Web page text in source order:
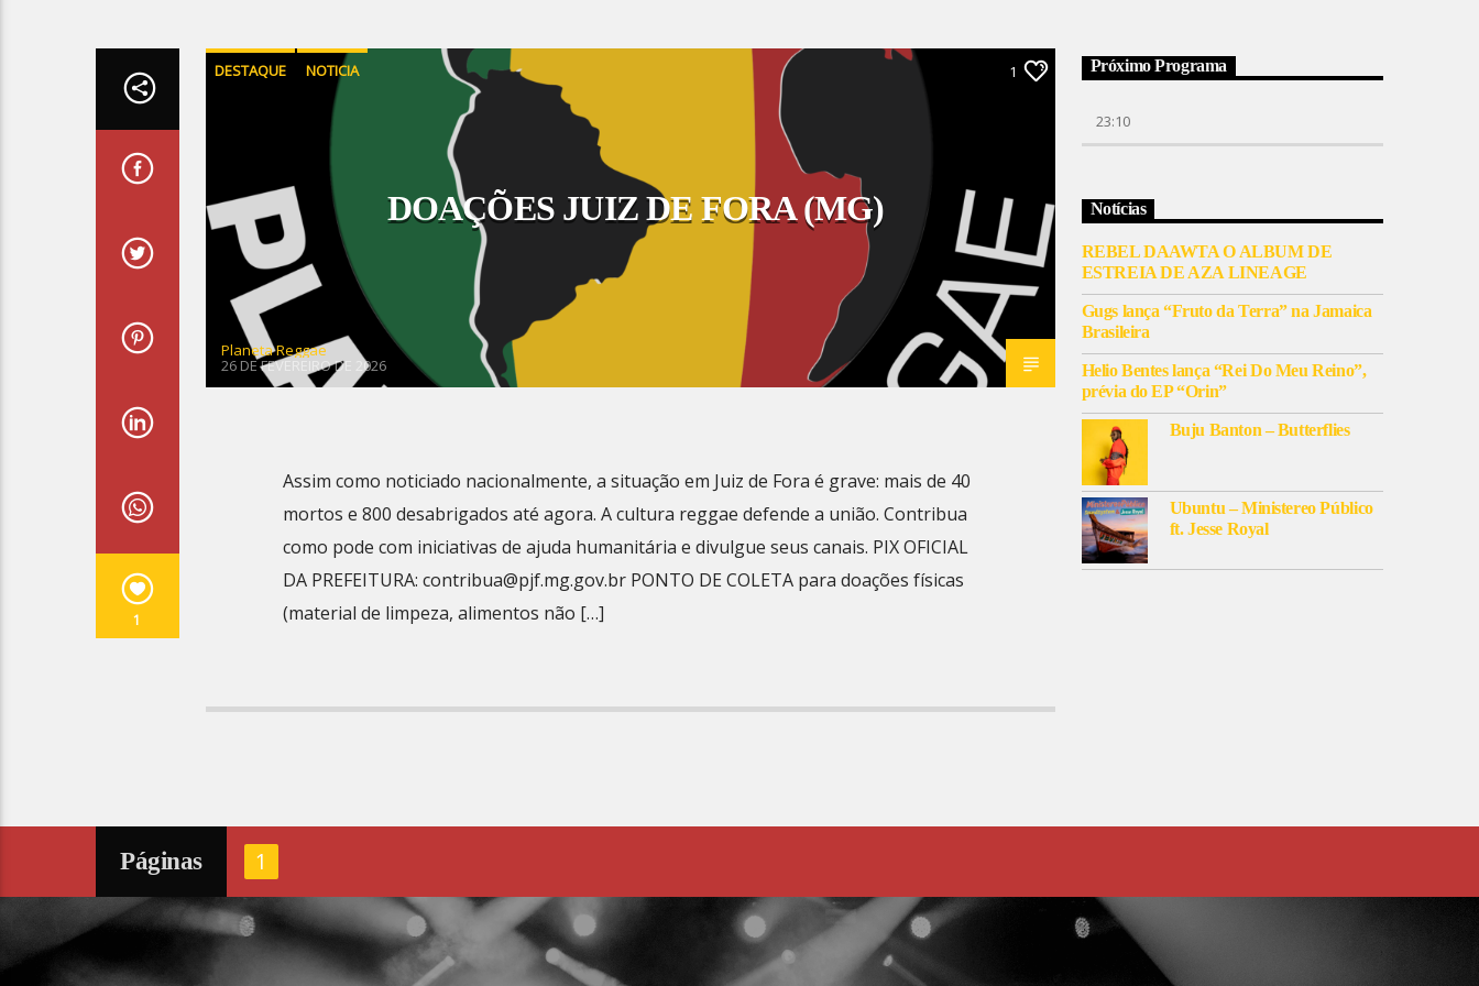
1
DESTAQUE NOTICIA 1
DOAÇÕES JUIZ DE FORA (MG)
Planeta Reggae
26 DE FEVEREIRO DE 2026
Assim como noticiado nacionalmente, a situação em Juiz de Fora é grave: mais de 40
mortos e 800 desabrigados até agora. A cultura reggae defende a união. Contribua
como pode com iniciativas de ajuda humanitária e divulgue seus canais. PIX OFICIAL
DA PREFEITURA: contribua@pjf.mg.gov.brPONTO DE COLETA para doações físicas
(material de limpeza, alimentos não […]
Próximo Programa
23:10
Notícias
REBEL DAAWTA O ALBUM DE
ESTREIA DE AZA LINEAGE
Gugs lança “Fruto da Terra” na Jamaica
Brasileira
Helio Bentes lança “Rei Do Meu Reino”,
prévia do EP “Orin”
Buju Banton – Butterflies
Ubuntu – Ministereo Público
ft. Jesse Royal
Páginas 1